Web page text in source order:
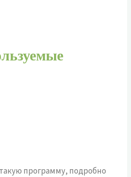
программу, подробно